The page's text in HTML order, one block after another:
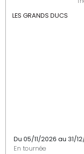
LES GRANDS DUCS
Du 05/11/2026 au 31/
En tournée